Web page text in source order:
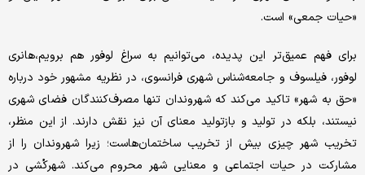
«حیات جمعی» است.
برای فهم عمیق‌تر این پدیده، می‌توانیم به سراغ لوفور هم برویم،‌هانری
لوفور، فیلسوف و جامعه‌شناس شهری فرانسوی، در نظریه مشهور خود درباره
«حق به شهر» تاکید می‌کند که شهروندان تنها مصرف‌کنندگان فضای شهری
نیستند، بلکه در تولید و بازتولید معنای آن نیز نقش دارند. از این منظر،
تخریب شهر چیزی بیش از تخریب ساختمان‌هاست؛ زیرا شهروندان را از
مشارکت در حیات اجتماعی و معنایی شهر محروم می‌کند. شهرکُشی در